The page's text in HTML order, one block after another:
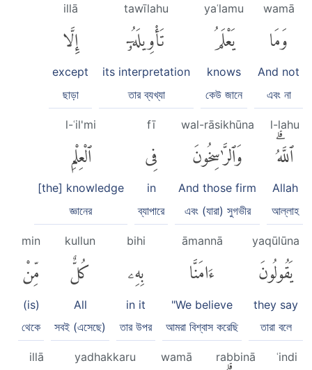
wamā
وَمَا
And not
এবং না
yaʿlamu
يَعْلَمُ
knows
কেউ জানে
tawīlahu
تَأْوِيلَهُۥٓ
its interpretation
তার ব্যখ্যা
illā
إِلَّا
except
ছাড়া
l-lahu
ٱللَّهُۗ
Allah
আল্লাহ
wal-rāsikhūna
وَٱلرَّٰسِخُونَ
And those firm
এবং (যারা) সুগভীর
fī
فِى
in
ব্যাপারে
l-ʿil'mi
ٱلْعِلْمِ
[the] knowledge
জ্ঞানের
yaqūlūna
يَقُولُونَ
they say
তারা বলে
āmannā
ءَامَنَّا
"We believe
আমরা বিশ্বাস করেছি
bihi
بِهِۦ
in it
তার উপর
kullun
كُلٌّ
All
সবই (এসেছে)
min
مِّنْ
(is)
থেকে
ʿindi
rabbinā
wamā
yadhakkaru
illā